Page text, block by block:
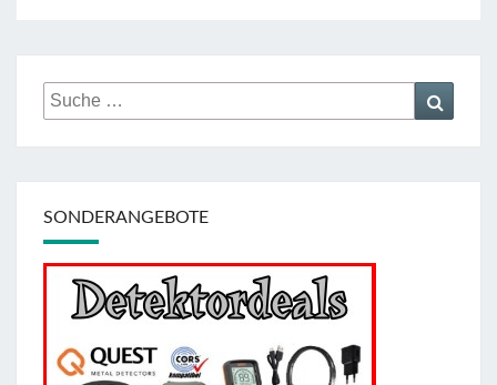
Suche
nach:
SONDERANGEBOTE